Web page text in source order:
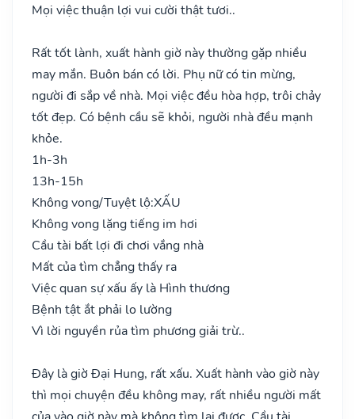
Mọi việc thuận lợi vui cười thật tươi..
Rất tốt lành, xuất hành giờ này thường gặp nhiều
may mắn. Buôn bán có lời. Phụ nữ có tin mừng,
người đi sắp về nhà. Mọi việc đều hòa hợp, trôi chảy
tốt đẹp. Có bệnh cầu sẽ khỏi, người nhà đều mạnh
khỏe.
1h-3h
13h-15h
Không vong/Tuyệt lộ:XẤU
Không vong lặng tiếng im hơi
Cầu tài bất lợi đi chơi vắng nhà
Mất của tìm chẳng thấy ra
Việc quan sự xấu ấy là Hình thương
Bệnh tật ắt phải lo lường
Vì lời nguyền rủa tìm phương giải trừ..
Đây là giờ Đại Hung, rất xấu. Xuất hành vào giờ này
thì mọi chuyện đều không may, rất nhiều người mất